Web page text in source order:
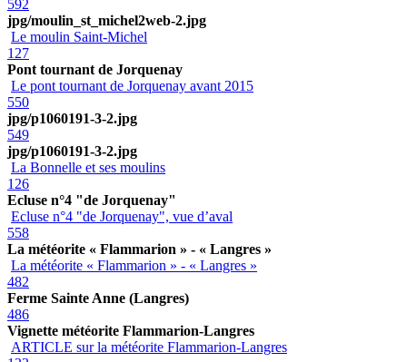
592
jpg/moulin_st_michel2web-2.jpg
Le moulin Saint-Michel
127
Pont tournant de Jorquenay
Le pont tournant de Jorquenay avant 2015
550
jpg/p1060191-3-2.jpg
549
jpg/p1060191-3-2.jpg
La Bonnelle et ses moulins
126
Ecluse n°4 "de Jorquenay"
Ecluse n°4 "de Jorquenay", vue d’aval
558
La météorite « Flammarion » - « Langres »
La météorite « Flammarion » - « Langres »
482
Ferme Sainte Anne (Langres)
486
Vignette météorite Flammarion-Langres
ARTICLE sur la météorite Flammarion-Langres